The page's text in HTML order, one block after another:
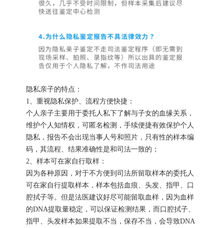
隐私亲子的特点：
1、重视隐私保护、流程方便快捷：
个人亲子主要用于委托人私下了解与子女的血缘关系，
维护个人知情权，可匿名检测，手续便捷有效保护个人
隐私，报告不会出现当事人号和照片，只有性的样本编
码，其流程、结果准确性是和司法一致的；
2、样本可在家自行取样：
因为各种原因，对于不方便到司法所留取样本的委托人
可在家自行提取样本，样本包括血痕、头发、指甲、口
腔拭子等。但是法医建议好尽可能留取血样，因为血样
的DNA提取量稳定，可以保证检测结果，而口腔拭子、
指甲、头发样本如果提取不当，保存不当，会导致DNA